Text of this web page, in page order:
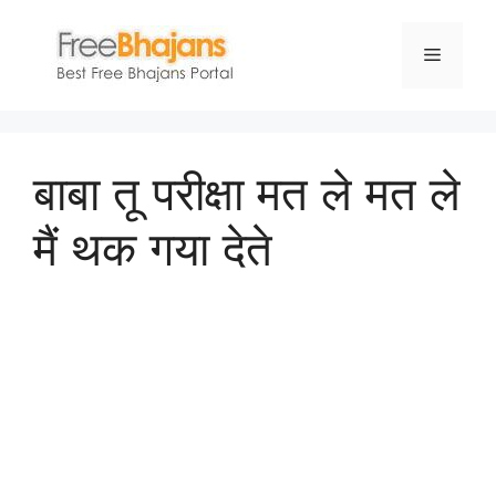
content
Menu
बाबा तू परीक्षा मत ले मत ले
मैं थक गया देते